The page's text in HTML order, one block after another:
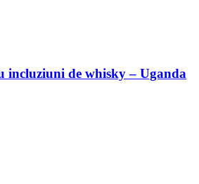
incluziuni de whisky – Uganda